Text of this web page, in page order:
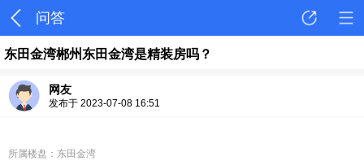
问答
东田金湾郴州东田金湾是精装房吗？
网友
发布于 2023-07-08 16:51
所属楼盘：东田金湾